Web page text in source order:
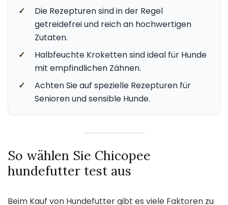
✓
Die Rezepturen sind in der Regel
getreidefrei und reich an hochwertigen
Zutaten.
✓
Halbfeuchte Kroketten sind ideal für Hunde
mit empfindlichen Zähnen.
✓
Achten Sie auf spezielle Rezepturen für
Senioren und sensible Hunde.
So wählen Sie Chicopee
hundefutter test aus
Beim Kauf von Hundefutter gibt es viele Faktoren zu